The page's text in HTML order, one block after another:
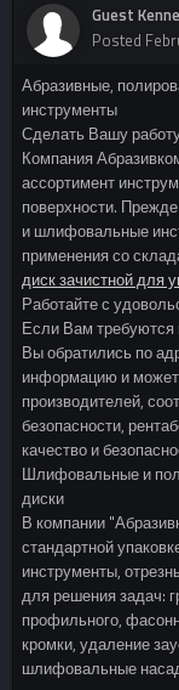
Guest
Posted
Абразивные,
инструменты
Сделать Вашу
Компания
ассортимент
поверхности.
и шлифовальные
применения со
диск зачистной для
Работайте с
Если Вам требуются
Вы обратились по
информацию и
производителей,
безопасности,
качество и
Шлифовальные и
диски
В компании
стандартной
инструменты,
для решения задач:
профильного,
кромки, удаление
шлифовальные